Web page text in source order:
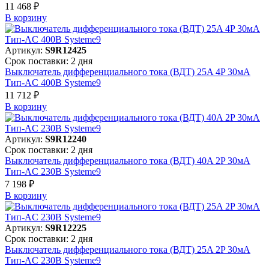
11 468 ₽
В корзинy
Артикул: S9R12425
Срок поставки: 2 дня
Выключатель дифференциального тока (ВДТ) 25A 4P 30мА
Тип-AC 400В Systeme9
11 712 ₽
В корзинy
Артикул: S9R12240
Срок поставки: 2 дня
Выключатель дифференциального тока (ВДТ) 40A 2P 30мА
Тип-AC 230В Systeme9
7 198 ₽
В корзинy
Артикул: S9R12225
Срок поставки: 2 дня
Выключатель дифференциального тока (ВДТ) 25A 2P 30мА
Тип-AC 230В Systeme9